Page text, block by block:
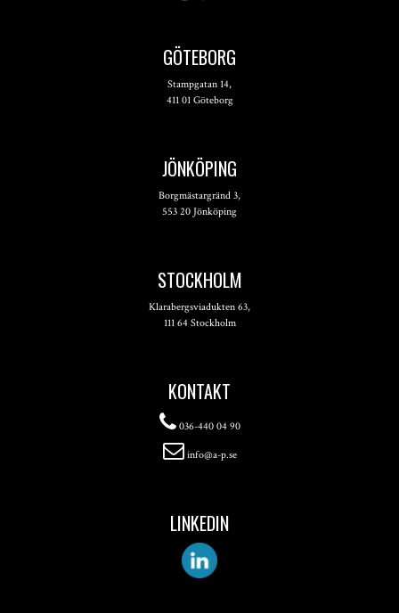
GÖTEBORG
Stampgatan 14,
411 01 Göteborg
JÖNKÖPING
Borgmästargränd 3,
553 20 Jönköping
STOCKHOLM
Klarabergsviadukten 63,
111 64 Stockholm
KONTAKT
036-440 04 90
info@a-p.se
LINKEDIN